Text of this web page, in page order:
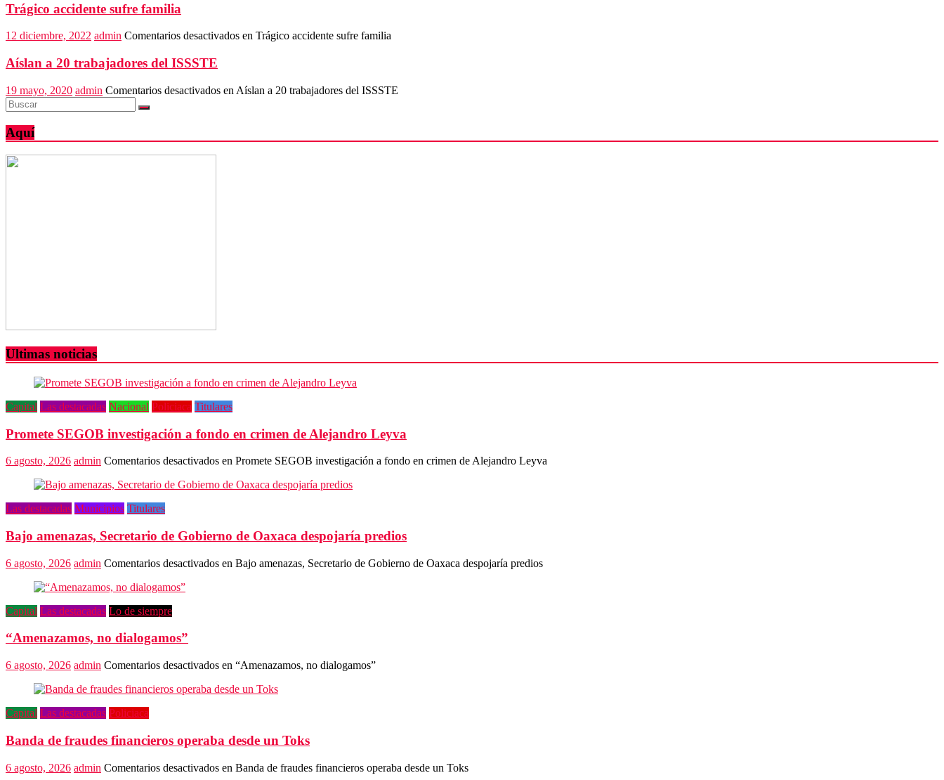
Trágico accidente sufre familia
12 diciembre, 2022 admin Comentarios desactivados en Trágico accidente sufre familia
Aíslan a 20 trabajadores del ISSSTE
19 mayo, 2020 admin Comentarios desactivados en Aíslan a 20 trabajadores del ISSSTE
Aquí
Ultimas noticias
Capital Las destacadas Nacional Policiaca Titulares
Promete SEGOB investigación a fondo en crimen de Alejandro Leyva
6 agosto, 2026 admin Comentarios desactivados en Promete SEGOB investigación a fondo en crimen de Alejandro Leyva
Las destacadas Municipios Titulares
Bajo amenazas, Secretario de Gobierno de Oaxaca despojaría predios
6 agosto, 2026 admin Comentarios desactivados en Bajo amenazas, Secretario de Gobierno de Oaxaca despojaría predios
Capital Las destacadas Lo de siempre
“Amenazamos, no dialogamos”
6 agosto, 2026 admin Comentarios desactivados en “Amenazamos, no dialogamos”
Capital Las destacadas Policiaca
Banda de fraudes financieros operaba desde un Toks
6 agosto, 2026 admin Comentarios desactivados en Banda de fraudes financieros operaba desde un Toks